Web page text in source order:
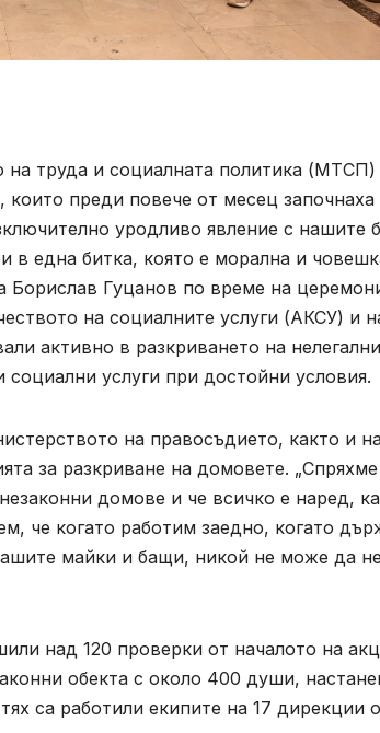
труда и социалната политика (МТСП)
преди повече от месец започнаха
уродливо явление с нашите
в една битка, която е морална и
Борислав Гуцанов по време на
на социалните услуги (АКСУ) и
активно в разкриването на
услуги при достойни условия.
на правосъдието, както и
за разкриване на домовете. „Спряхме
домове и че всичко е наред,
че когато работим заедно, когато
майки и бащи, никой не може да
над 120 проверки от началото на
обекта с около 400 души,
са работили екипите на 17 дирекции